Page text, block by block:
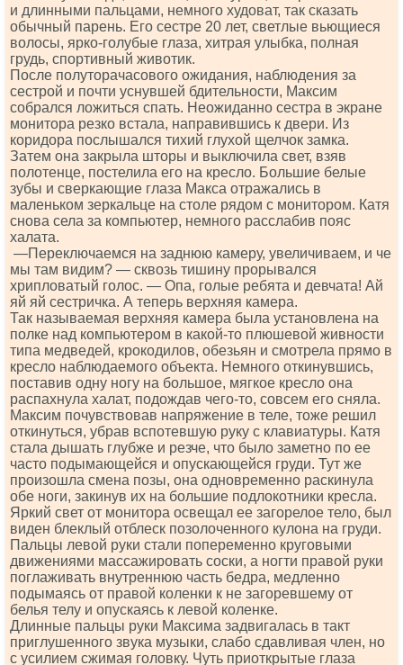
и длинными пальцами, немного худоват, так сказать
обычный парень. Его сестре 20 лет, светлые вьющиеся
волосы, ярко-голубые глаза, хитрая улыбка, полная
грудь, спортивный животик.
После полуторачасового ожидания, наблюдения за
сестрой и почти уснувшей бдительности, Максим
собрался ложиться спать. Неожиданно сестра в экране
монитора резко встала, направившись к двери. Из
коридора послышался тихий глухой щелчок замка.
Затем она закрыла шторы и выключила свет, взяв
полотенце, постелила его на кресло. Большие белые
зубы и сверкающие глаза Макса отражались в
маленьком зеркальце на столе рядом с монитором. Катя
снова села за компьютер, немного расслабив пояс
халата.
—Переключаемся на заднюю камеру, увеличиваем, и че
мы там видим? — сквозь тишину прорывался
хрипловатый голос. — Опа, голые ребята и девчата! Ай
яй яй сестричка. А теперь верхняя камера.
Так называемая верхняя камера была установлена на
полке над компьютером в какой-то плюшевой живности
типа медведей, крокодилов, обезьян и смотрела прямо в
кресло наблюдаемого объекта. Немного откинувшись,
поставив одну ногу на большое, мягкое кресло она
распахнула халат, подождав чего-то, совсем его сняла.
Максим почувствовав напряжение в теле, тоже решил
откинуться, убрав вспотевшую руку с клавиатуры. Катя
стала дышать глубже и резче, что было заметно по ее
часто подымающейся и опускающейся груди. Тут же
произошла смена позы, она одновременно раскинула
обе ноги, закинув их на большие подлокотники кресла.
Яркий свет от монитора освещал ее загорелое тело, был
виден блеклый отблеск позолоченного кулона на груди.
Пальцы левой руки стали попеременно круговыми
движениями массажировать соски, а ногти правой руки
поглаживать внутреннюю часть бедра, медленно
подымаясь от правой коленки к не загоревшему от
белья телу и опускаясь к левой коленке.
Длинные пальцы руки Максима задвигалась в такт
приглушенного звука музыки, слабо сдавливая член, но
с усилием сжимая головку. Чуть приоткрытые глаза